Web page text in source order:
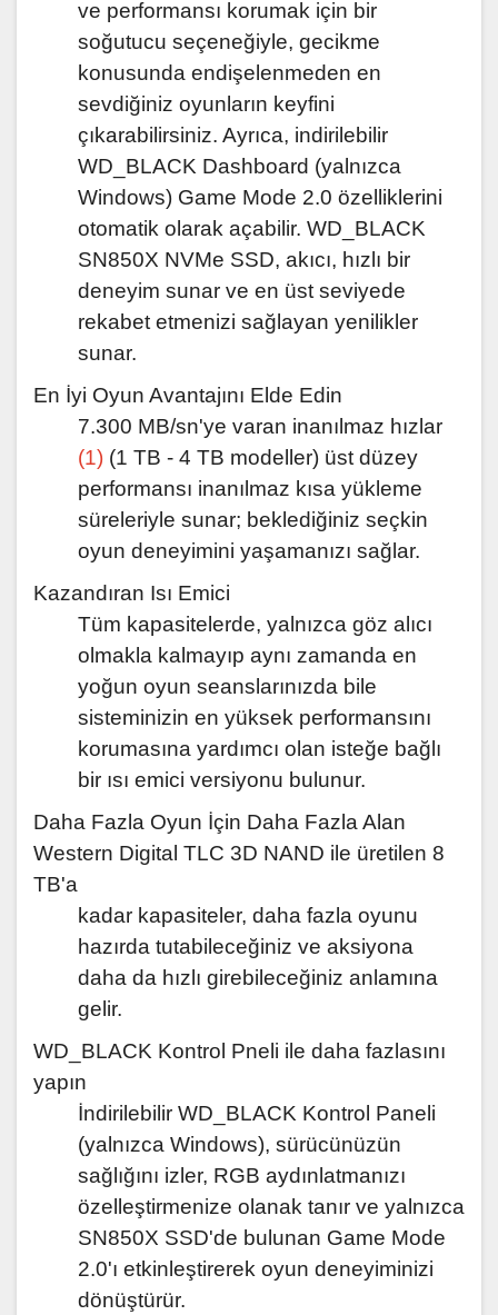
ve performansı korumak için bir
soğutucu seçeneğiyle, gecikme
konusunda endişelenmeden en
sevdiğiniz oyunların keyfini
çıkarabilirsiniz. Ayrıca, indirilebilir
WD_BLACK Dashboard (yalnızca
Windows) Game Mode 2.0 özelliklerini
otomatik olarak açabilir. WD_BLACK
SN850X NVMe SSD, akıcı, hızlı bir
deneyim sunar ve en üst seviyede
rekabet etmenizi sağlayan yenilikler
sunar.
En İyi Oyun Avantajını Elde Edin
7.300 MB/sn'ye varan inanılmaz hızlar
(1) (1 TB - 4 TB modeller) üst düzey
performansı inanılmaz kısa yükleme
süreleriyle sunar; beklediğiniz seçkin
oyun deneyimini yaşamanızı sağlar.
Kazandıran Isı Emici
Tüm kapasitelerde, yalnızca göz alıcı
olmakla kalmayıp aynı zamanda en
yoğun oyun seanslarınızda bile
sisteminizin en yüksek performansını
korumasına yardımcı olan isteğe bağlı
bir ısı emici versiyonu bulunur.
Daha Fazla Oyun İçin Daha Fazla Alan
Western Digital TLC 3D NAND ile üretilen 8
TB'a
kadar kapasiteler, daha fazla oyunu
hazırda tutabileceğiniz ve aksiyona
daha da hızlı girebileceğiniz anlamına
gelir.
WD_BLACK Kontrol Pneli ile daha fazlasını
yapın
İndirilebilir WD_BLACK Kontrol Paneli
(yalnızca Windows), sürücünüzün
sağlığını izler, RGB aydınlatmanızı
özelleştirmenize olanak tanır ve yalnızca
SN850X SSD'de bulunan Game Mode
2.0'ı etkinleştirerek oyun deneyiminizi
dönüştürür.